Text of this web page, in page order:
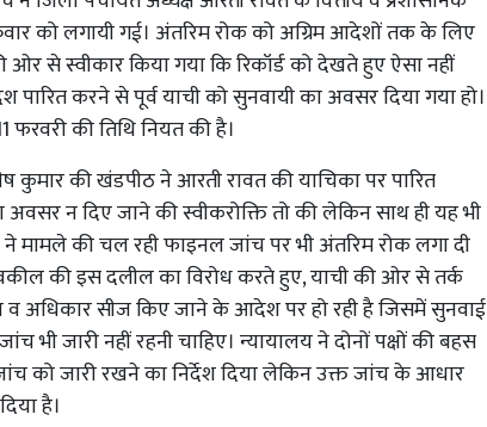
को लगायी गई। अंतरिम रोक को अग्रिम आदेशों तक के लिए
ओर से स्वीकार किया गया कि रिकॉर्ड को देखते हुए ऐसा नहीं
करने से पूर्व याची को सुनवायी का अवसर दिया गया हो।
की तिथि नियत की है।
कुमार की खंडपीठ ने आरती रावत की याचिका पर पारित
न दिए जाने की स्वीकरोक्ति तो की लेकिन साथ ही यह भी
की चल रही फाइनल जांच पर भी अंतरिम रोक लगा दी
की इस दलील का विरोध करते हुए, याची की ओर से तर्क
व अधिकार सीज किए जाने के आदेश पर हो रही है जिसमें सुनवाई
भी जारी नहीं रहनी चाहिए। न्यायालय ने दोनों पक्षों की बहस
को जारी रखने का निर्देश दिया लेकिन उक्त जांच के आधार
है।